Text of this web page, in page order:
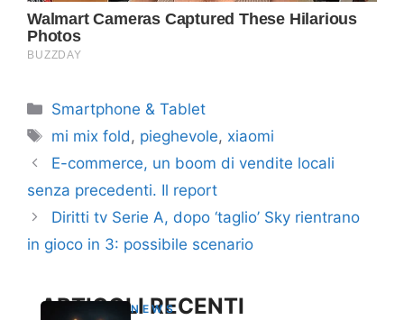
Categorie
Smartphone & Tablet
Tag
mi mix fold , pieghevole, xiaomi
E-commerce, un boom di vendite locali
senza precedenti. Il report
Diritti tv Serie A, dopo ‘taglio’ Sky rientrano
in gioco in 3: possibile scenario
ARTICOLI RECENTI
NEWS